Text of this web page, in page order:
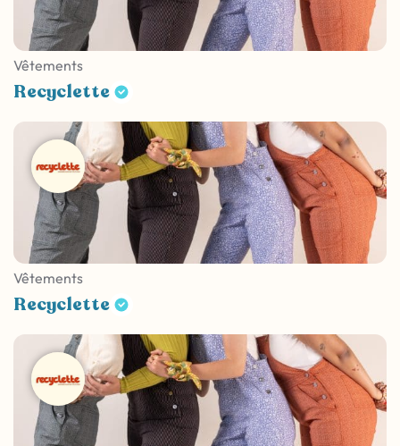
Vêtements
Recyclette
Vêtements
Recyclette